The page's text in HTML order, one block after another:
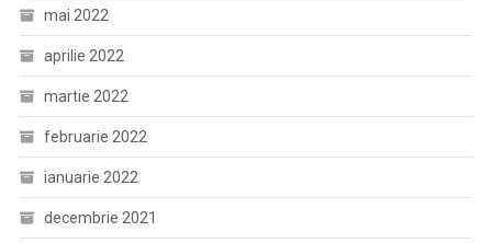
mai 2022
aprilie 2022
martie 2022
februarie 2022
ianuarie 2022
decembrie 2021